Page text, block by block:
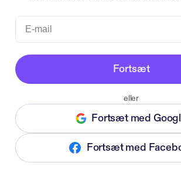
Fortsæt
eller
Fortsæt med
Fortsæt med